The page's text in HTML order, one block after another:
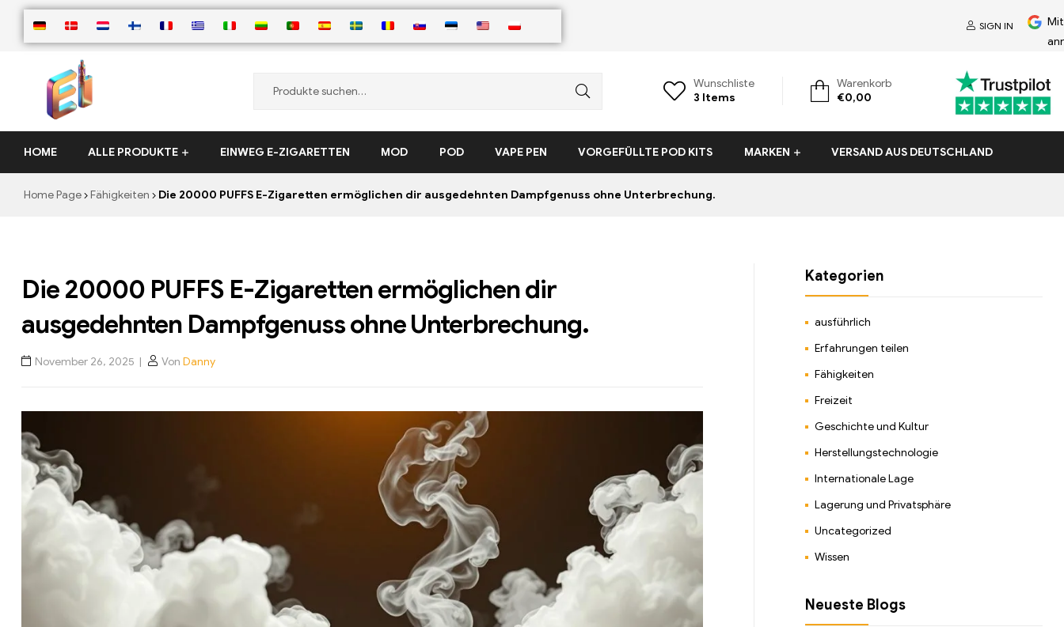
SIGN IN
ElementVape.de
Wunschliste
3 Items
Warenkorb
€0,00
HOME ALLE PRODUKTE EINWEG E-ZIGARETTEN MOD POD VAPE PEN VORGEFÜLLTE POD KITS MARKEN VERSAND AUS DEUTSCHLAND
Home Page Fähigkeiten Die 20000 PUFFS E-Zigaretten ermöglichen dir ausgedehnten Dampfgenuss ohne Unterbrechung.
Die 20000 PUFFS E-Zigaretten ermöglichen dir
ausgedehnten Dampfgenuss ohne Unterbrechung.
November 26, 2025 Von Danny
Kategorien
ausführlich
Erfahrungen teilen
Fähigkeiten
Freizeit
Geschichte und Kultur
Herstellungstechnologie
Internationale Lage
Lagerung und Privatsphäre
Uncategorized
Wissen
Neueste Blogs